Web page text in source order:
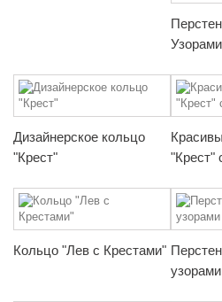
Дизайнерское кольцо
"Крест"
"Крест"
Кольцо "Лев с Крестами"
узорами